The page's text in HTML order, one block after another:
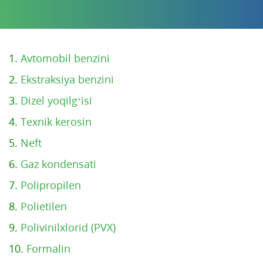
1. Avtomobil benzini
2. Ekstraksiya benzini
3. Dizel yoqilg‘isi
4. Texnik kerosin
5. Neft
6. Gaz kondensati
7. Polipropilen
8. Polietilen
9. Polivinilxlorid (PVX)
10. Formalin